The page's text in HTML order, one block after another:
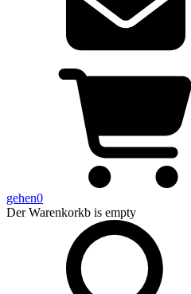
gehen0
Der Warenkorkb is empty